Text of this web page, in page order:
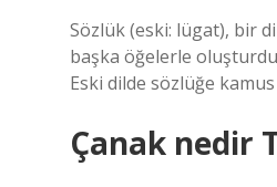
Sözlük (eski: lügat), bir
başka öğelerle
Eski dilde sözlüğe
Çanak nedir